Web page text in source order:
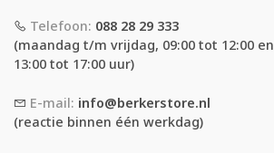
Telefoon: 088 28 29 333
(maandag t/m vrijdag, 09:00 tot 12:00 en
13:00 tot 17:00 uur)
E-mail: info@berkerstore.nl
(reactie binnen één werkdag)